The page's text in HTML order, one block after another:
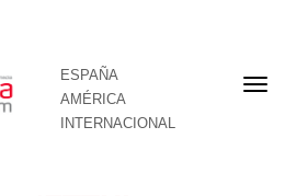
ESPAÑA
AMÉRICA
INTERNACIONAL